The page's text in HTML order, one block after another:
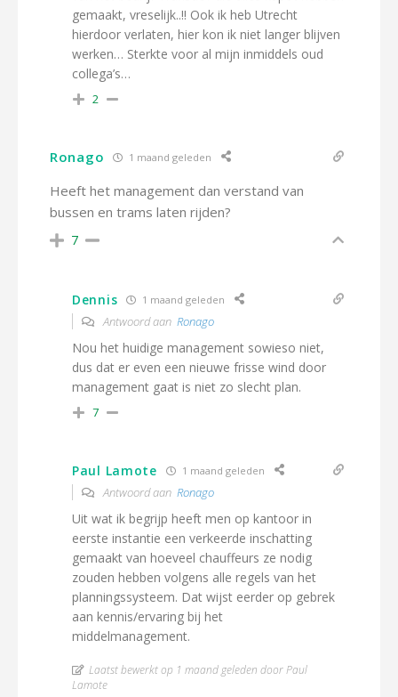
gemaakt, vreselijk..!! Ook ik heb Utrecht
hierdoor verlaten, hier kon ik niet langer blijven
werken… Sterkte voor al mijn inmiddels oud
collega’s…
2
Ronago 1 maand geleden
Heeft het management dan verstand van
bussen en trams laten rijden?
7
Dennis 1 maand geleden
Antwoord aan Ronago
Nou het huidige management sowieso niet,
dus dat er even een nieuwe frisse wind door
management gaat is niet zo slecht plan.
7
Paul Lamote 1 maand geleden
Antwoord aan Ronago
Uit wat ik begrijp heeft men op kantoor in
eerste instantie een verkeerde inschatting
gemaakt van hoeveel chauffeurs ze nodig
zouden hebben volgens alle regels van het
planningssysteem. Dat wijst eerder op gebrek
aan kennis/ervaring bij het
middelmanagement.
Laatst bewerkt op 1 maand geleden door Paul
Lamote